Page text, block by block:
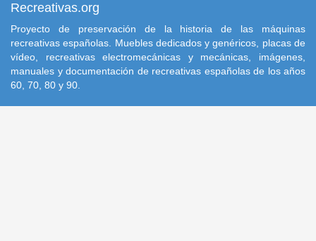
Recreativas.org
Proyecto de preservación de la historia de las máquinas
recreativas españolas. Muebles dedicados y genéricos, placas de
vídeo, recreativas electromecánicas y mecánicas, imágenes,
manuales y documentación de recreativas españolas de los años
60, 70, 80 y 90.